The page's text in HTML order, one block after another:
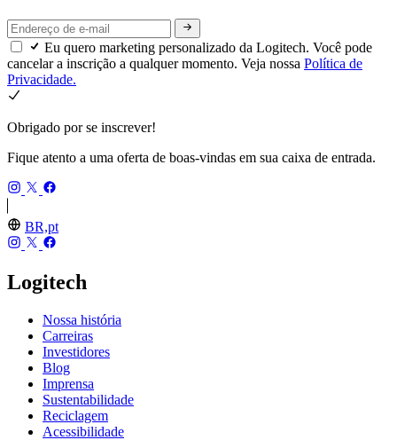
Eu quero marketing personalizado da Logitech. Você pode
cancelar a inscrição a qualquer momento. Veja nossa Política de
Privacidade.
Obrigado por se inscrever!
Fique atento a uma oferta de boas-vindas em sua caixa de entrada.
BR,pt
Logitech
Nossa história
Carreiras
Investidores
Blog
Imprensa
Sustentabilidade
Reciclagem
Acessibilidade